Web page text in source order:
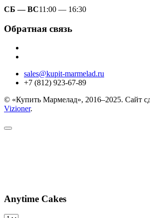
СБ — ВС11:00 — 16:30
Обратная связь
sales@kupit-marmelad.ru
+7 (812) 923-67-89
© «Купить Мармелад», 2016–2025. Сайт
Vizioner.
Anytime Cakes